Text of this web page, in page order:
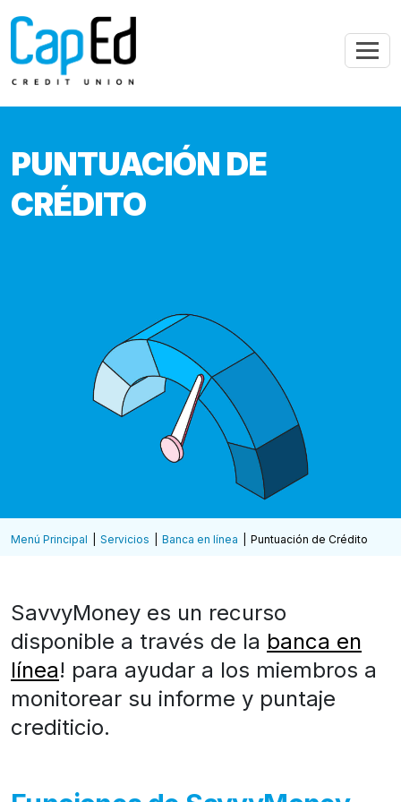
Saltar al contenido principal
PUNTUACIÓN DE
CRÉDITO
Menú Principal Servicios Banca en línea Puntuación de Crédito
SavvyMoney es un recurso
disponible a través de la banca en
línea! para ayudar a los miembros a
monitorear su informe y puntaje
crediticio.